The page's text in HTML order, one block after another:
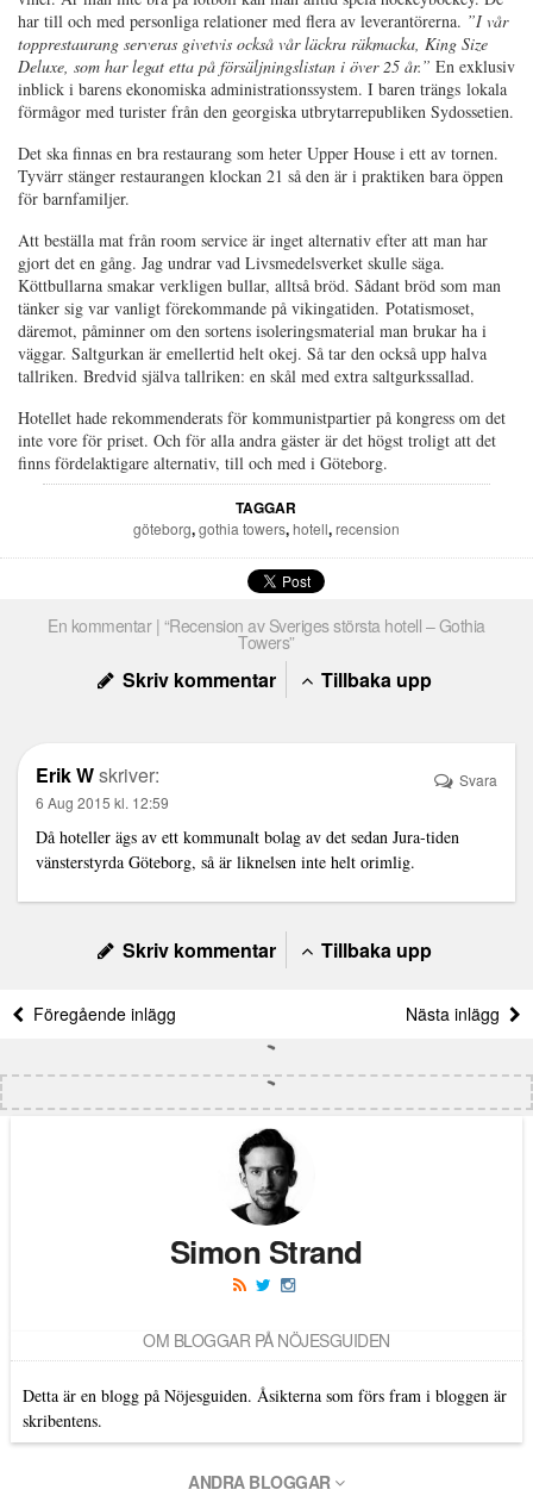
har till och med personliga relationer med flera av leverantörerna. ”I vår
topprestaurang serveras givetvis också vår läckra räkmacka, King Size
Deluxe, som har legat etta på försäljningslistan i över 25 år.” En exklusiv
inblick i barens ekonomiska administrationssystem. I baren trängs lokala
förmågor med turister från den georgiska utbrytarrepubliken Sydossetien.
Det ska finnas en bra restaurang som heter Upper House i ett av tornen.
Tyvärr stänger restaurangen klockan 21 så den är i praktiken bara öppen
för barnfamiljer.
Att beställa mat från room service är inget alternativ efter att man har
gjort det en gång. Jag undrar vad Livsmedelsverket skulle säga.
Köttbullarna smakar verkligen bullar, alltså bröd. Sådant bröd som man
tänker sig var vanligt förekommande på vikingatiden. Potatismoset,
däremot, påminner om den sortens isoleringsmaterial man brukar ha i
väggar. Saltgurkan är emellertid helt okej. Så tar den också upp halva
tallriken. Bredvid själva tallriken: en skål med extra saltgurkssallad.
Hotellet hade rekommenderats för kommunistpartier på kongress om det
inte vore för priset. Och för alla andra gäster är det högst troligt att det
finns fördelaktigare alternativ, till och med i Göteborg.
TAGGAR
göteborg,gothia towers,hotell,recension
En kommentar | “Recension av Sveriges största hotell – Gothia
Towers”
Skriv kommentar Tillbaka upp
Erik Wskriver:
6 Aug 2015 kl. 12:59
Då hoteller ägs av ett kommunalt bolag av det sedan Jura-tiden
vänsterstyrda Göteborg, så är liknelsen inte helt orimlig.
Svara
Skriv kommentar Tillbaka upp
Föregående inlägg Nästa inlägg
Simon Strand
OM BLOGGAR PÅ NÖJESGUIDEN
Detta är en blogg på Nöjesguiden. Åsikterna som förs fram i bloggen är
skribentens.
ANDRA BLOGGAR